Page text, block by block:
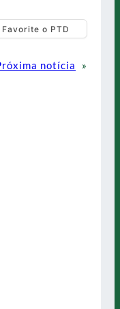
Favorite o PTD
notícia
»